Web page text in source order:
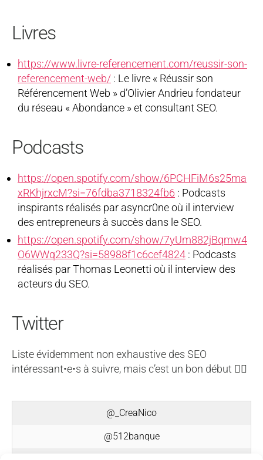
Livres
https://www.livre-referencement.com/reussir-son-
referencement-web/ : Le livre « Réussir son
Référencement Web » d’Olivier Andrieu fondateur
du réseau « Abondance » et consultant SEO.
Podcasts
https://open.spotify.com/show/6PCHFiM6s25ma
xRKhjrxcM?si=76fdba3718324fb6 : Podcasts
inspirants réalisés par asyncr0ne où il interview
des entrepreneurs à succès dans le SEO.
https://open.spotify.com/show/7yUm882jBqmw4
O6WWq233Q?si=58988f1c6cef4824 : Podcasts
réalisés par Thomas Leonetti où il interview des
acteurs du SEO.
Twitter
Liste évidemment non exhaustive des SEO
intéressant•e•s à suivre, mais c’est un bon début 🤷‍♂️
@_CreaNico
@512banque